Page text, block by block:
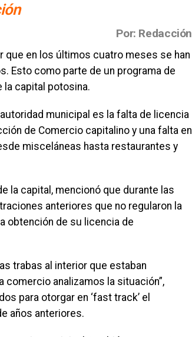
Por: Redacción
que en los últimos cuatro meses se han
Esto como parte de un programa de
la capital potosina.
municipal es la falta de licencia
de Comercio capitalino y una falta en
misceláneas hasta restaurantes y
la capital, mencionó que durante las
anteriores que no regularon la
obtención de su licencia de
trabas al interior que estaban
analizamos la situación”,
para otorgar en ‘fast track’ el
años anteriores.